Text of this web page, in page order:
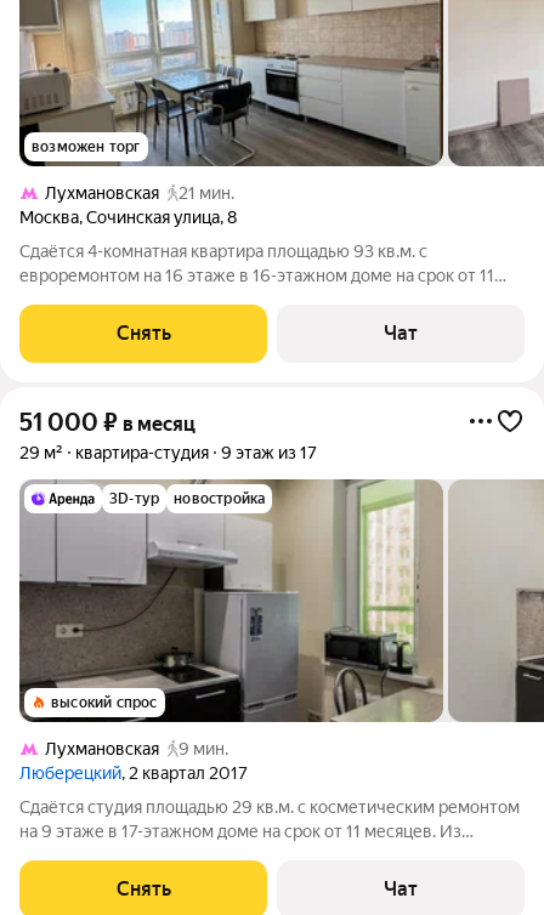
возможен торг
Лухмановская
21 мин.
Москва,Сочинская улица,8
Сдаётся 4-комнатная квартира площадью 93 кв.м. с
евроремонтом на 16 этаже в 16-этажном доме на срок от 11
Стиральная машина Холодильник Микроволновка Дом -
монолитный, окна выходят во двор. В
Снять Чат
51 000 ₽ в месяц
29 м² квартира-студия 9 этаж из 17
3D-тур новостройка
высокий спрос
Лухмановская
9 мин.
Люберецкий, 2 квартал 2017
Сдаётся студия площадью 29 кв.м. с косметическим ремонтом
на 9 этаже в 17-этажном доме на срок от 11 месяцев. Из
панельный, окна выходят во двор. Есть консьерж. В подъезде 2
лифта - 1
Снять Чат